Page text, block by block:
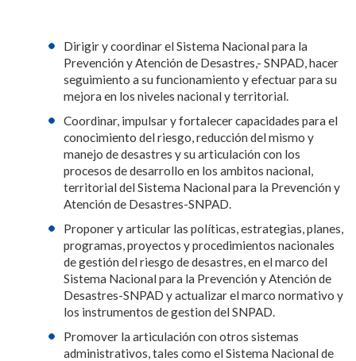
Dirigir y coordinar el Sistema Nacional para la
Prevención y Atención de Desastres,- SNPAD, hacer
seguimiento a su funcionamiento y efectuar para su
mejora en los niveles nacional y territorial.
Coordinar, impulsar y fortalecer capacidades para el
conocimiento del riesgo, reducción del mismo y
manejo de desastres y su articulación con los
procesos de desarrollo en los ambitos nacional,
territorial del Sistema Nacional para la Prevención y
Atención de Desastres-SNPAD.
Proponer y articular las políticas, estrategias, planes,
programas, proyectos y procedimientos nacionales
de gestión del riesgo de desastres, en el marco del
Sistema Nacional para la Prevención y Atención de
Desastres-SNPAD y actualizar el marco normativo y
los instrumentos de gestion del SNPAD.
Promover la articulación con otros sistemas
administrativos, tales como el Sistema Nacional de